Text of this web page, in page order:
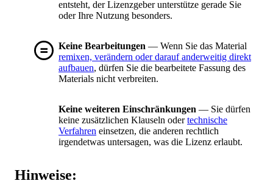
entsteht, der Lizenzgeber unterstütze gerade Sie
oder Ihre Nutzung besonders.
Keine Bearbeitungen — Wenn Sie das Material
remixen, verändern oder darauf anderweitig direkt
aufbauen, dürfen Sie die bearbeitete Fassung des
Materials nicht verbreiten.
Keine weiteren Einschränkungen — Sie dürfen
keine zusätzlichen Klauseln odertechnische
Verfahren einsetzen, die anderen rechtlich
irgendetwas untersagen, was die Lizenz erlaubt.
Hinweise: